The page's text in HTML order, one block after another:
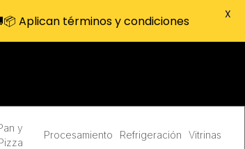
y
Procesamiento Refrigeración Vitrinas
Aplican términos y condiciones X